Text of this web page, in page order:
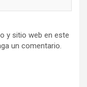
y sitio web en este
un comentario.